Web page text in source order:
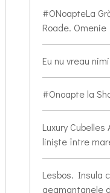
#ONoapteLa
Roade. Omenie
Eu nu vreau
#Onoapte la
Luxury
liniște între
Lesbos. Insula
geamantanele